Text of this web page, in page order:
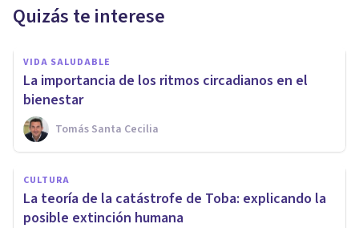
Quizás te interese
VIDA SALUDABLE
La importancia de los ritmos circadianos en el
bienestar
Tomás Santa Cecilia
CULTURA
La teoría de la catástrofe de Toba: explicando la
posible extinción humana